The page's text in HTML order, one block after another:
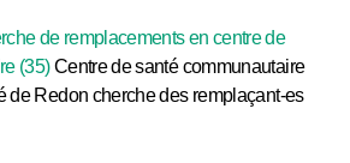
de remplacements en centre de
(35) Centre de santé communautaire
de Redon cherche des remplaçant-es